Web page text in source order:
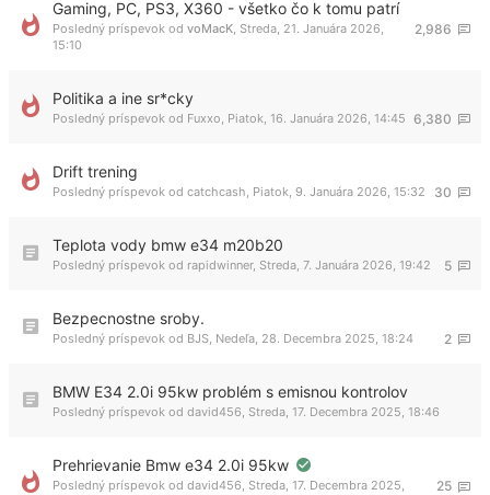
Gaming, PC, PS3, X360 - všetko čo k tomu patrí
2,986
Posledný príspevok od voMacK Streda, 21. Januára 2026,
15:10
Politika a ine sr*cky
6,380
Posledný príspevok od Fuxxo Piatok, 16. Januára 2026, 14:45
Drift trening
30
Posledný príspevok od catchcash Piatok, 9. Januára 2026, 15:32
Teplota vody bmw e34 m20b20
5
Posledný príspevok od rapidwinner, Streda, 7. Januára 2026, 19:42
Bezpecnostne sroby.
2
Posledný príspevok od BJS Nedeľa, 28. Decembra 2025, 18:24
BMW E34 2.0i 95kw problém s emisnou kontrolov
Posledný príspevok od david456 Streda, 17. Decembra 2025, 18:46
Prehrievanie Bmw e34 2.0i 95kw
25
Posledný príspevok od david456, Streda, 17. Decembra 2025,